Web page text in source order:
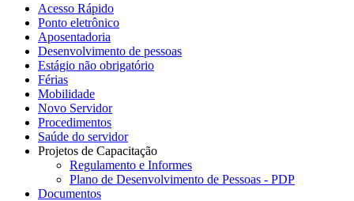
Acesso Rápido
Ponto eletrônico
Aposentadoria
Desenvolvimento de pessoas
Estágio não obrigatório
Férias
Mobilidade
Novo Servidor
Procedimentos
Saúde do servidor
Projetos de Capacitação
Regulamento e Informes
Plano de Desenvolvimento de Pessoas - PDP
Documentos